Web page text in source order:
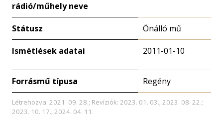
rádió/műhely neve
Státusz Önálló mű
Ismétlések adatai 2011-01-10
Forrásmű típusa Regény
Létrehozva: 2021. 09. 28.; Revíziók: 2023. 01. 03.; 2023. 08. 22.;
2023. 10. 17.; 2024. 04. 11.